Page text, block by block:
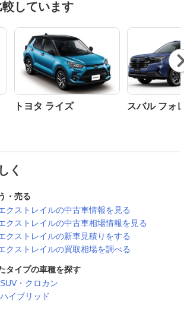
しています
トヨタ ライズ スバル フォ
Nex
t
く
・売る
クストレイルの中古車情報を見る
クストレイルの中古車相場情報を見る
クストレイルの新車見積りをする
クストレイルの買取相場を調べる
タイプの車種を探す
SUV・クロカン
ハイブリッド